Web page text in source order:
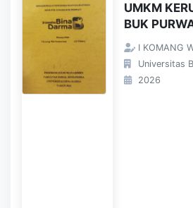
UMKM
BUK
I KOMANG
Universitas
2026